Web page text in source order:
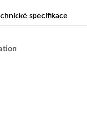
specifikace